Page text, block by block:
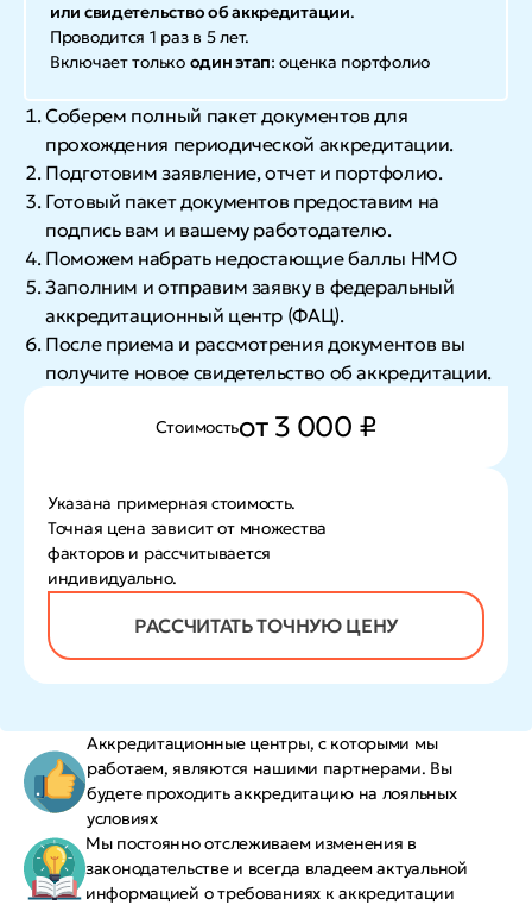
или свидетельство об аккредитации.
Проводится 1 раз в 5 лет.
Включает только один этап: оценка портфолио
Соберем полный пакет документов для
прохождения периодической аккредитации.
Подготовим заявление, отчет и портфолио.
Готовый пакет документов предоставим на
подпись вам и вашему работодателю.
Поможем набрать недостающие баллы НМО
Заполним и отправим заявку в федеральный
аккредитационный центр (ФАЦ).
После приема и рассмотрения документов вы
получите новое свидетельство об аккредитации.
Стоимостьот 3 000 ₽
Указана примерная стоимость.
Точная цена зависит от множества
факторов и рассчитывается
индивидуально.
РАССЧИТАТЬ ТОЧНУЮ ЦЕНУ
Аккредитационные центры, с которыми мы
работаем, являются нашими партнерами. Вы
будете проходить аккредитацию на лояльных
условиях
Мы постоянно отслеживаем изменения в
законодательстве и всегда владеем актуальной
информацией о требованиях к аккредитации